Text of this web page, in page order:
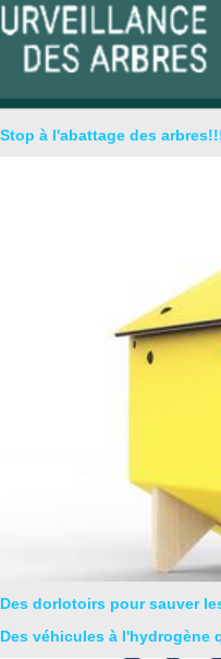
Stop à l'abattage des
Des dorlotoirs pour sauver
Des véhicules à l'hydrogène